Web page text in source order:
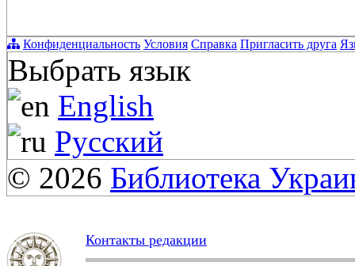
Конфиденциальность Условия Справка Пригласить друга
Выбрать язык
English
Русский
© 2026 Библиотека
Контакты редакции